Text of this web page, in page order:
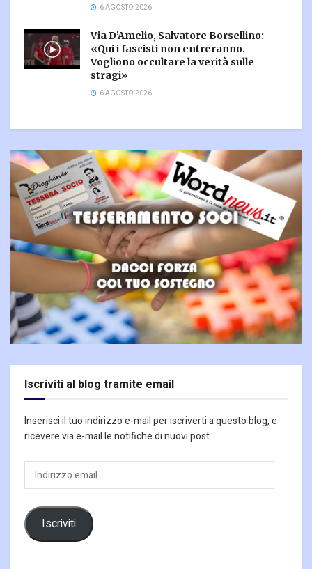
6 AGOSTO 2026
Via D’Amelio, Salvatore Borsellino:
«Qui i fascisti non entreranno.
Vogliono occultare la verità sulle
stragi»
6 AGOSTO 2026
Iscriviti al blog tramite email
Inserisci il tuo indirizzo e-mail per iscriverti a questo blog, e
ricevere via e-mail le notifiche di nuovi post.
Indirizzo
email
Iscriviti